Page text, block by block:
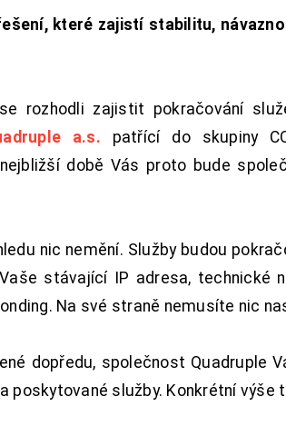
které zajistí stabilitu,
rozhodli zajistit pokračování
a.s. patřící do skupiny
době Vás proto bude
nic nemění. Služby budou
stávající IP adresa, technické
Na své straně nemusíte nic
dopředu, společnost Quadruple
poskytované služby. Konkrétní výše